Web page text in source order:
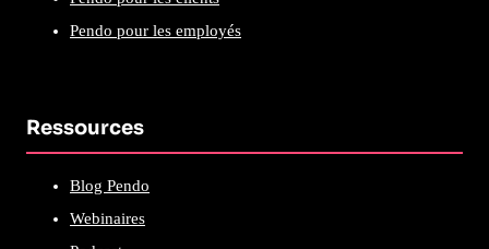
Pendo pour les employés
Ressources
Blog Pendo
Webinaires